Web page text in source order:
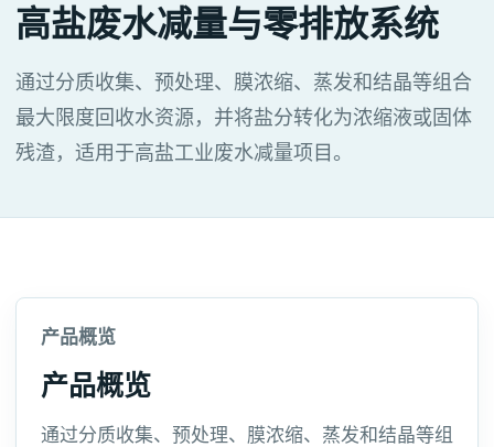
高盐废水减量与零排放系统
通过分质收集、预处理、膜浓缩、蒸发和结晶等组合
最大限度回收水资源，并将盐分转化为浓缩液或固体
残渣，适用于高盐工业废水减量项目。
产品概览
产品概览
通过分质收集、预处理、膜浓缩、蒸发和结晶等组